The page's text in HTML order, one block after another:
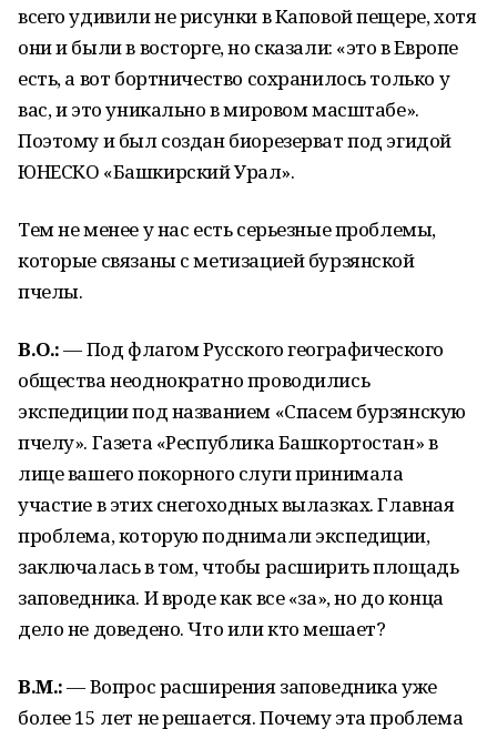
всего удивили не рисунки в Каповой пещере, хотя
они и были в восторге, но сказали: «это в Европе
есть, а вот бортничество сохранилось только у
вас, и это уникально в мировом масштабе».
Поэтому и был создан биорезерват под эгидой
ЮНЕСКО «Башкирский Урал».
Тем не менее у нас есть серьезные проблемы,
которые связаны с метизацией бурзянской
пчелы.
В.О.:— Под флагом Русского географического
общества неоднократно проводились
экспедиции под названием «Спасем бурзянскую
пчелу». Газета «Республика Башкортостан» в
лице вашего покорного слуги принимала
участие в этих снегоходных вылазках. Главная
проблема, которую поднимали экспедиции,
заключалась в том, чтобы расширить площадь
заповедника. И вроде как все «за», но до конца
дело не доведено. Что или кто мешает?
В.М.:— Вопрос расширения заповедника уже
более 15 лет не решается. Почему эта проблема